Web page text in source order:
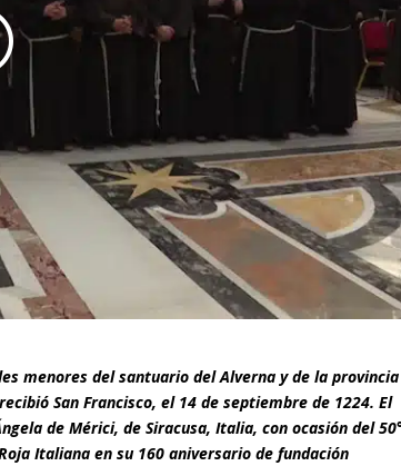
menores del santuario del Alverna y de la provincia
San Francisco, el 14 de septiembre de 1224. El
de Mérici, de Siracusa, Italia, con ocasión del
Italiana en su 160 aniversario de fundación